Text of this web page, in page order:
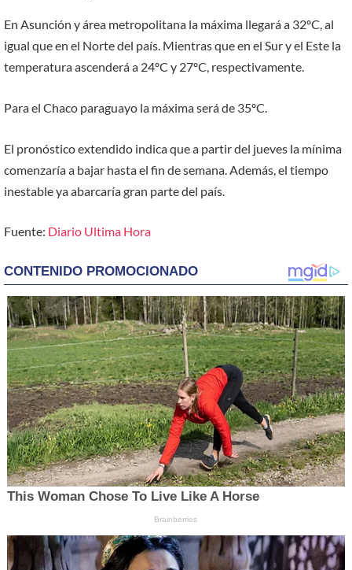
En Asunción y área metropolitana la máxima llegará a 32ºC, al
igual que en el Norte del país. Mientras que en el Sur y el Este la
temperatura ascenderá a 24ºC y 27ºC, respectivamente.
Para el Chaco paraguayo la máxima será de 35ºC.
El pronóstico extendido indica que a partir del jueves la mínima
comenzaría a bajar hasta el fin de semana. Además, el tiempo
inestable ya abarcaría gran parte del país.
Fuente: Diario Ultima Hora